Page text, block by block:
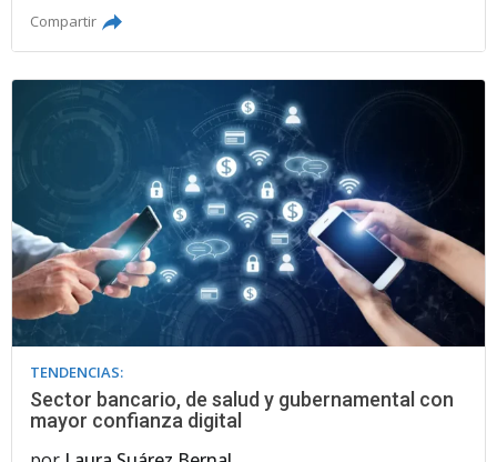
Compartir
TENDENCIAS:
Sector bancario, de salud y gubernamental con
mayor confianza digital